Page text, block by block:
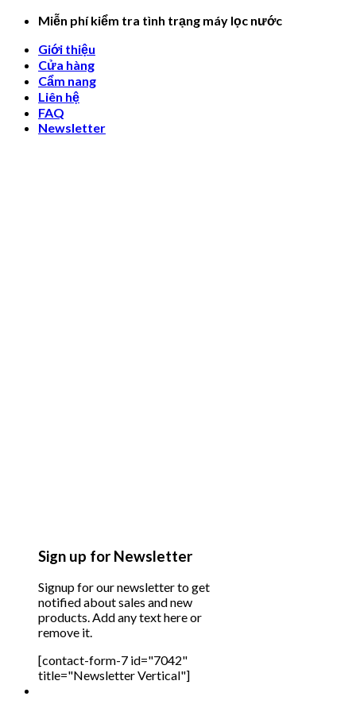
Skip
content
Miễn phí kiểm tra tình trạng máy lọc nước
Giới thiệu
Cửa hàng
Cẩm nang
Liên hệ
FAQ
Newsletter
Sign up for Newsletter
Signup for our newsletter to get
notified about sales and new
products. Add any text here or
remove it.
[contact-form-7 id="7042"
title="Newsletter Vertical"]